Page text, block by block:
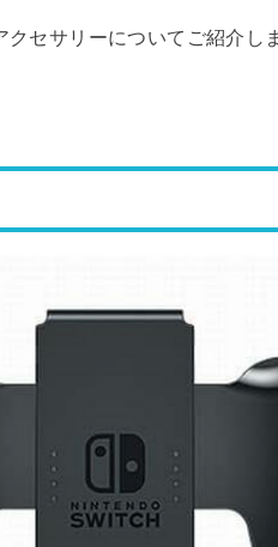
クセサリーについてご紹介し